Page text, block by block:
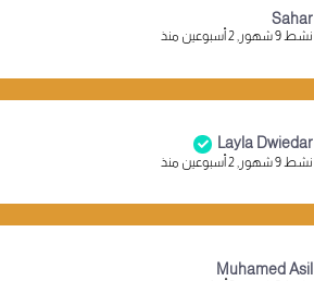
Sahar
نشط 9 شهور, 2 أسبوعين منذ
Layla Dwiedar
نشط 9 شهور, 2 أسبوعين منذ
Muhamed Asil